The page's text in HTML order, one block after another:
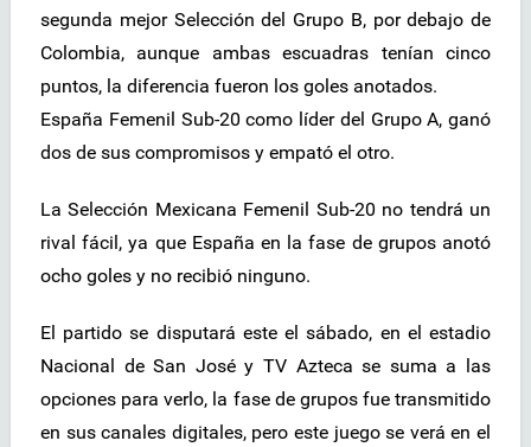
segunda mejor Selección del Grupo B, por debajo de
Colombia, aunque ambas escuadras tenían cinco
puntos, la diferencia fueron los goles anotados.
España Femenil Sub-20 como líder del Grupo A, ganó
dos de sus compromisos y empató el otro.
La Selección Mexicana Femenil Sub-20 no tendrá un
rival fácil, ya que España en la fase de grupos anotó
ocho goles y no recibió ninguno.
El partido se disputará este el sábado, en el estadio
Nacional de San José y TV Azteca se suma a las
opciones para verlo, la fase de grupos fue transmitido
en sus canales digitales, pero este juego se verá en el